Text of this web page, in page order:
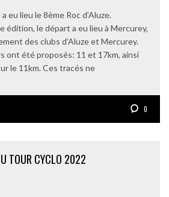
eu lieu le 8ème Roc d’Aluze.
édition, le départ a eu lieu à Mercurey,
des clubs d’Aluze et Mercurey.
ont été proposés: 11 et 17km, ainsi
le 11km. Ces tracés ne
0
TOUR CYCLO 2022